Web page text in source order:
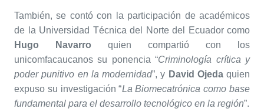
También, se contó con la participación de académicos
de la Universidad Técnica del Norte del Ecuador como
Hugo Navarro quien compartió con los
unicomfacaucanos su ponencia “Criminología crítica y
poder punitivo en la modernidad”, y David Ojedaquien
expuso su investigación “La Biomecatrónica como base
fundamental para el desarrollo tecnológico en la región”.